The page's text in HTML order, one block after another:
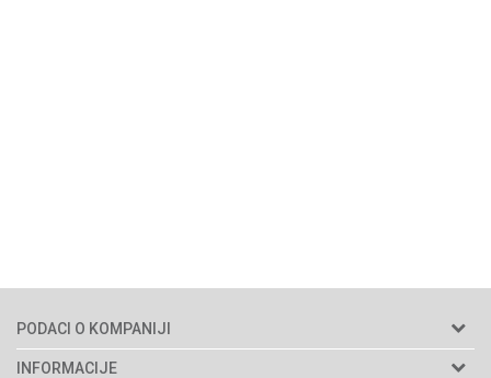
PODACI O KOMPANIJI
Agromarket doo
INFORMACIJE